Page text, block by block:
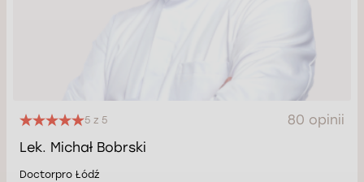
5 z 5
80 opinii
Lek. Michał Bobrski
Doctorpro Łódź